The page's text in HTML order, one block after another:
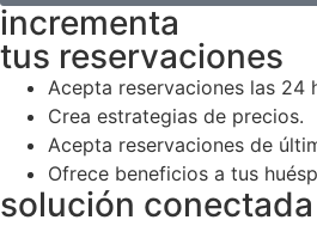
incrementa
tus reservaciones
Acepta reservaciones las 24
Crea estrategias de precios.
Acepta reservaciones de
Ofrece beneficios a tus
solución